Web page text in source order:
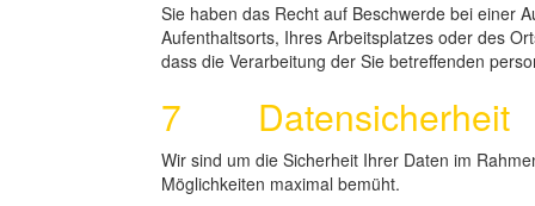
Sie haben das Recht auf Beschwerde bei einer
Aufenthaltsorts, Ihres Arbeitsplatzes oder des
dass die Verarbeitung der Sie betreffenden
7 Datensicherheit
Wir sind um die Sicherheit Ihrer Daten im
Möglichkeiten maximal bemüht.